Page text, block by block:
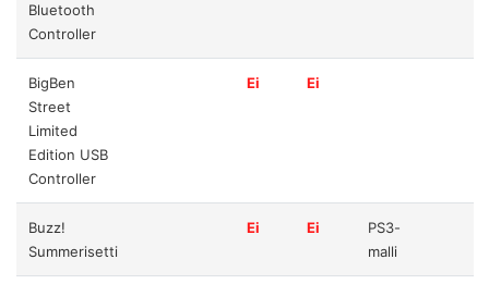
Bluetooth
Controller
BigBen
Street
Limited
Edition USB
Controller
Ei Ei
Buzz!
Summerisetti
Ei Ei
PS3-
malli